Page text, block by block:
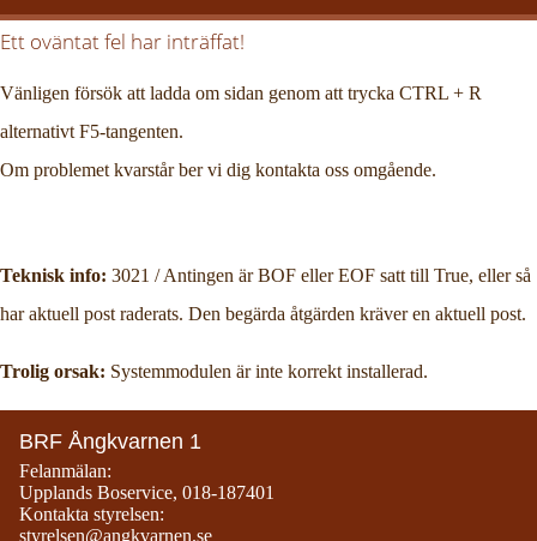
Ett oväntat fel har inträffat!
Vänligen försök att ladda om sidan genom att trycka CTRL + R
alternativt F5-tangenten.
Om problemet kvarstår ber vi dig kontakta oss omgående.
Teknisk info: 3021 / Antingen är BOF eller EOF satt till True, eller så
har aktuell post raderats. Den begärda åtgärden kräver en aktuell post.
Trolig orsak: Systemmodulen är inte korrekt installerad.
BRF Ångkvarnen 1
Felanmälan:
Upplands Boservice, 018-187401
Kontakta styrelsen:
styrelsen@angkvarnen.se